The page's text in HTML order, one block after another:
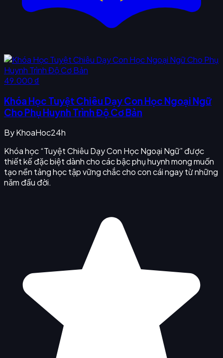
49.000 ₫
Khóa Học Tuyệt Chiêu Dạy Con Học Ngoại Ngữ
Cho Phụ Huynh Trình Độ Cơ Bản
ByKhoaHoc24h
Khóa học “Tuyệt Chiêu Dạy Con Học Ngoại Ngữ” được
thiết kế đặc biệt dành cho các bậc phụ huynh mong muốn
tạo nền tảng học tập vững chắc cho con cái ngay từ những
năm đầu đời.